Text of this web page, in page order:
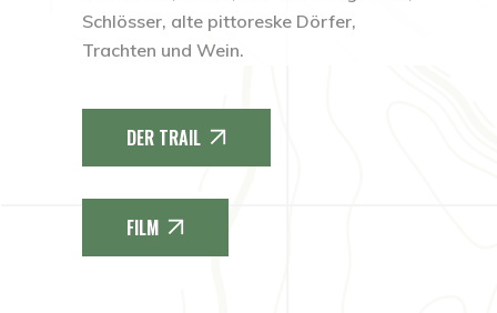
Schlösser, alte pittoreske Dörfer,
Trachten und Wein.
DER TRAIL
FILM